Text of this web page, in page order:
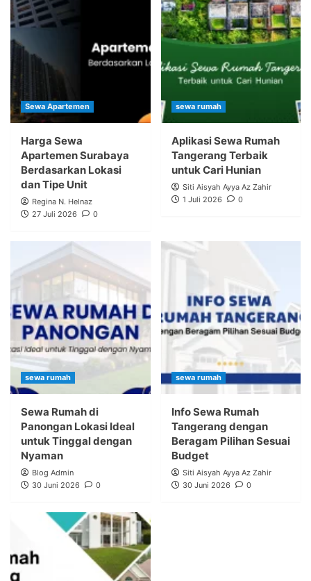
Sewa Apartemen
Harga Sewa
Apartemen Surabaya
Berdasarkan Lokasi
dan Tipe Unit
Regina N. Helnaz
27 Juli 2026
0
sewa rumah
Aplikasi Sewa Rumah
Tangerang Terbaik
untuk Cari Hunian
Siti Aisyah Ayya Az Zahir
1 Juli 2026
0
sewa rumah
Sewa Rumah di
Panongan Lokasi Ideal
untuk Tinggal dengan
Nyaman
Blog Admin
30 Juni 2026
0
sewa rumah
Info Sewa Rumah
Tangerang dengan
Beragam Pilihan Sesuai
Budget
Siti Aisyah Ayya Az Zahir
30 Juni 2026
0